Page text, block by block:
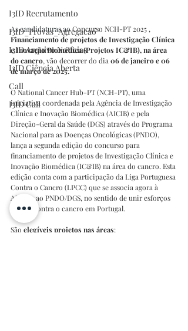
I3ID Recrutamento
I3ID_Provas_Agregacao
I3ID Arquivo Notícias
I3ID Ciência Aberta
Call
I3ID Call
As candidaturas ao Concurso NCH-PT 2025 ,
Financiamento de projetos de Investigação Clínica
e Inovação Biomédica (Projetos IC&IB), na área
do cancro, vão decorrer do dia 06 de janeiro e 06
de março de 2025.
O National Cancer Hub-PT (NCH-PT), uma
iniciativa coordenada pela Agência de Investigação
Clínica e Inovação Biomédica (AICIB) e pela
Direção-Geral da Saúde (DGS) através do Programa
Nacional para as Doenças Oncológicas (PNDO),
lança a segunda edição do concurso para
financiamento de projetos de Investigação Clínica e
Inovação Biomédica (IC&IB) na área do cancro. Esta
edição conta com a participação da Liga Portuguesa
Contra o Cancro (LPCC) que se associa agora à
AICIB e ao PNDO/DGS, no sentido de unir esforços
na luta contra o cancro em Portugal.
São elegíveis projetos nas áreas: